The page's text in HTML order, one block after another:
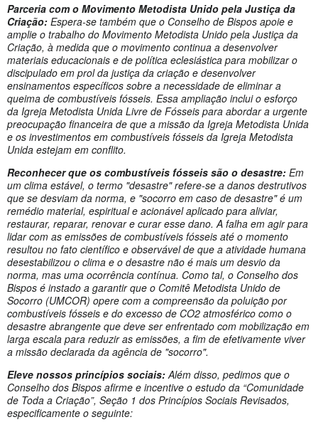
Parceria com o Movimento Metodista Unido pela Justiça da
Criação: Espera-se também que o Conselho de Bispos apoie e
amplie o trabalho do Movimento Metodista Unido pela Justiça da
Criação, à medida que o movimento continua a desenvolver
materiais educacionais e de política eclesiástica para mobilizar o
discipulado em prol da justiça da criação e desenvolver
ensinamentos específicos sobre a necessidade de eliminar a
queima de combustíveis fósseis. Essa ampliação inclui o esforço
da Igreja Metodista Unida Livre de Fósseis para abordar a urgente
preocupação financeira de que a missão da Igreja Metodista Unida
e os investimentos em combustíveis fósseis da Igreja Metodista
Unida estejam em conflito.
Reconhecer que os combustíveis fósseis são o desastre: Em
um clima estável, o termo "desastre" refere-se a danos destrutivos
que se desviam da norma, e "socorro em caso de desastre" é um
remédio material, espiritual e acionável aplicado para aliviar,
restaurar, reparar, renovar e curar esse dano. A falha em agir para
lidar com as emissões de combustíveis fósseis até o momento
resultou no fato científico e observável de que a atividade humana
desestabilizou o clima e o desastre não é mais um desvio da
norma, mas uma ocorrência contínua. Como tal, o Conselho dos
Bispos é instado a garantir que o Comitê Metodista Unido de
Socorro (UMCOR) opere com a compreensão da poluição por
combustíveis fósseis e do excesso de CO2 atmosférico como o
desastre abrangente que deve ser enfrentado com mobilização em
larga escala para reduzir as emissões, a fim de efetivamente viver
a missão declarada da agência de "socorro".
Eleve nossos princípios sociais: Além disso, pedimos que o
Conselho dos Bispos afirme e incentive o estudo da “Comunidade
de Toda a Criação”, Seção 1 dos Princípios Sociais Revisados,
especificamente o seguinte: